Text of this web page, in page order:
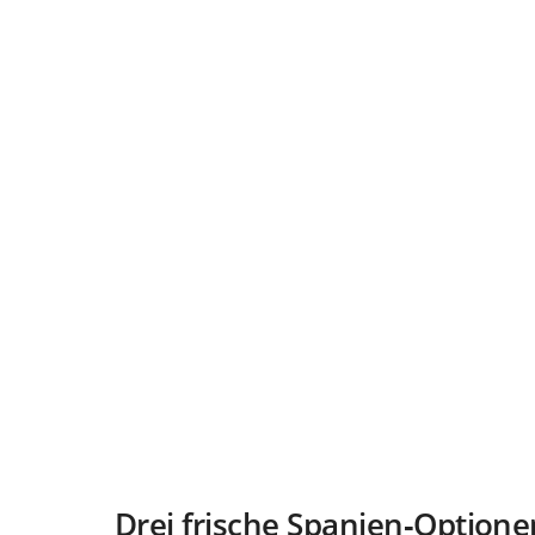
Drei frische